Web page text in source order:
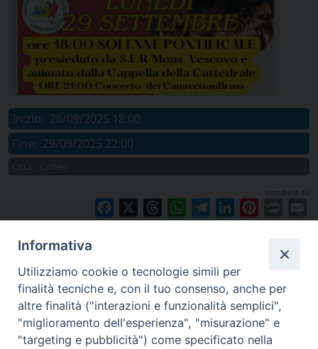
Inizio: 26/09/2025 18:00
Fine: 29/09/2025 22:00
condividi su
Facebook ThreadsWhatsAppTelegramLinkedIn
Informativa
Utilizziamo cookie o tecnologie simili per
finalità tecniche e, con il tuo consenso, anche per
altre finalità ("interazioni e funzionalità semplici",
"miglioramento dell'esperienza", "misurazione" e
"targeting e pubblicità") come specificato nella